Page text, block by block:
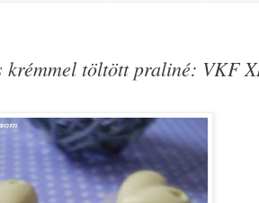
krémmel töltött praliné: VKF